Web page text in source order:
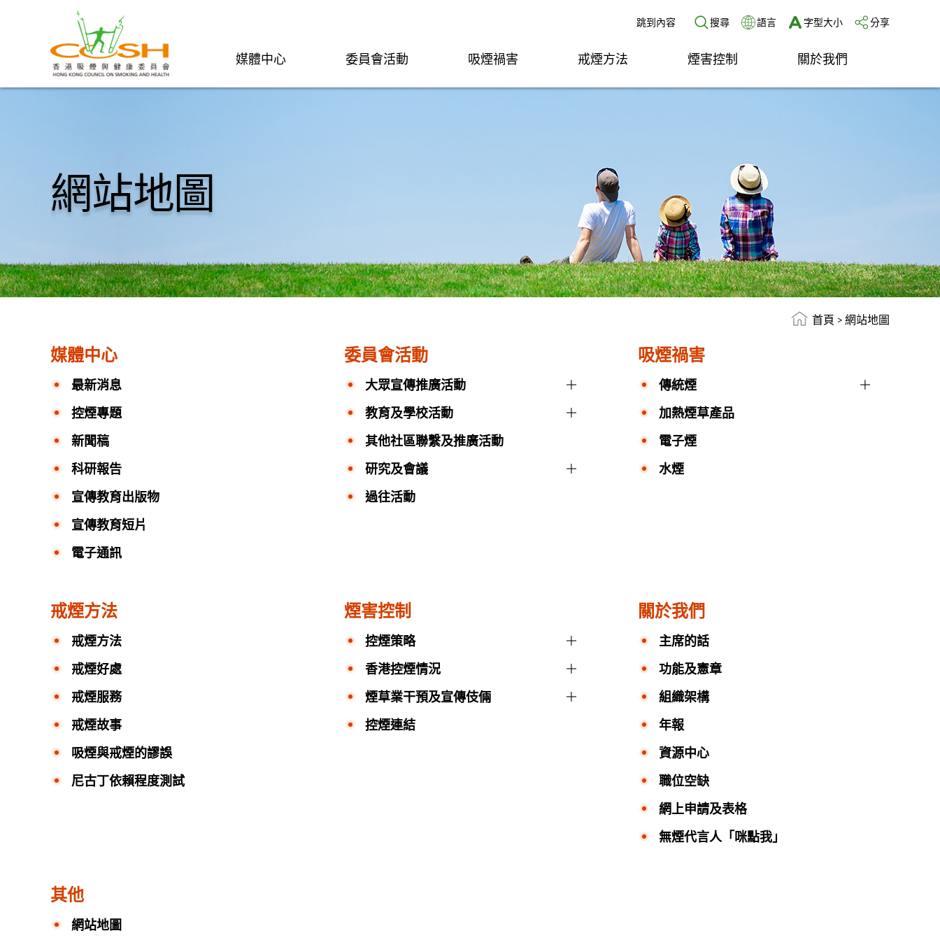
跳到內容 搜尋 語言 字型大小 分享
媒體中心 委員會活動 吸煙禍害 戒煙方法 煙害控制 關於我們
網站地圖
首頁 > 網站地圖
媒體中心
最新消息
控煙專題
新聞稿
科研報告
宣傳教育出版物
宣傳教育短片
電子通訊
委員會活動
大眾宣傳推廣活動
教育及學校活動
其他社區聯繫及推廣活動
研究及會議
過往活動
吸煙禍害
傳統煙
加熱煙草產品
電子煙
水煙
戒煙方法
戒煙方法
戒煙好處
戒煙服務
戒煙故事
吸煙與戒煙的謬誤
尼古丁依賴程度測試
煙害控制
控煙策略
香港控煙情況
煙草業干預及宣傳伎倆
控煙連結
關於我們
主席的話
功能及憲章
組織架構
年報
資源中心
職位空缺
網上申請及表格
無煙代言人「咪點我」
其他
網站地圖